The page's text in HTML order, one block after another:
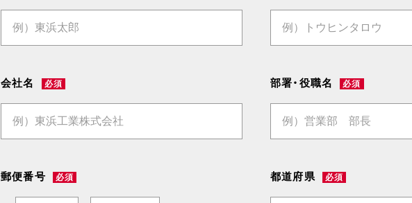
会社名 必須 部署・役職名 必須
郵便番号 必須 都道府県 必須